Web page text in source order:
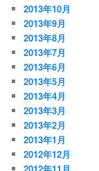
2013年10月
2013年9月
2013年8月
2013年7月
2013年6月
2013年5月
2013年4月
2013年3月
2013年2月
2013年1月
2012年12月